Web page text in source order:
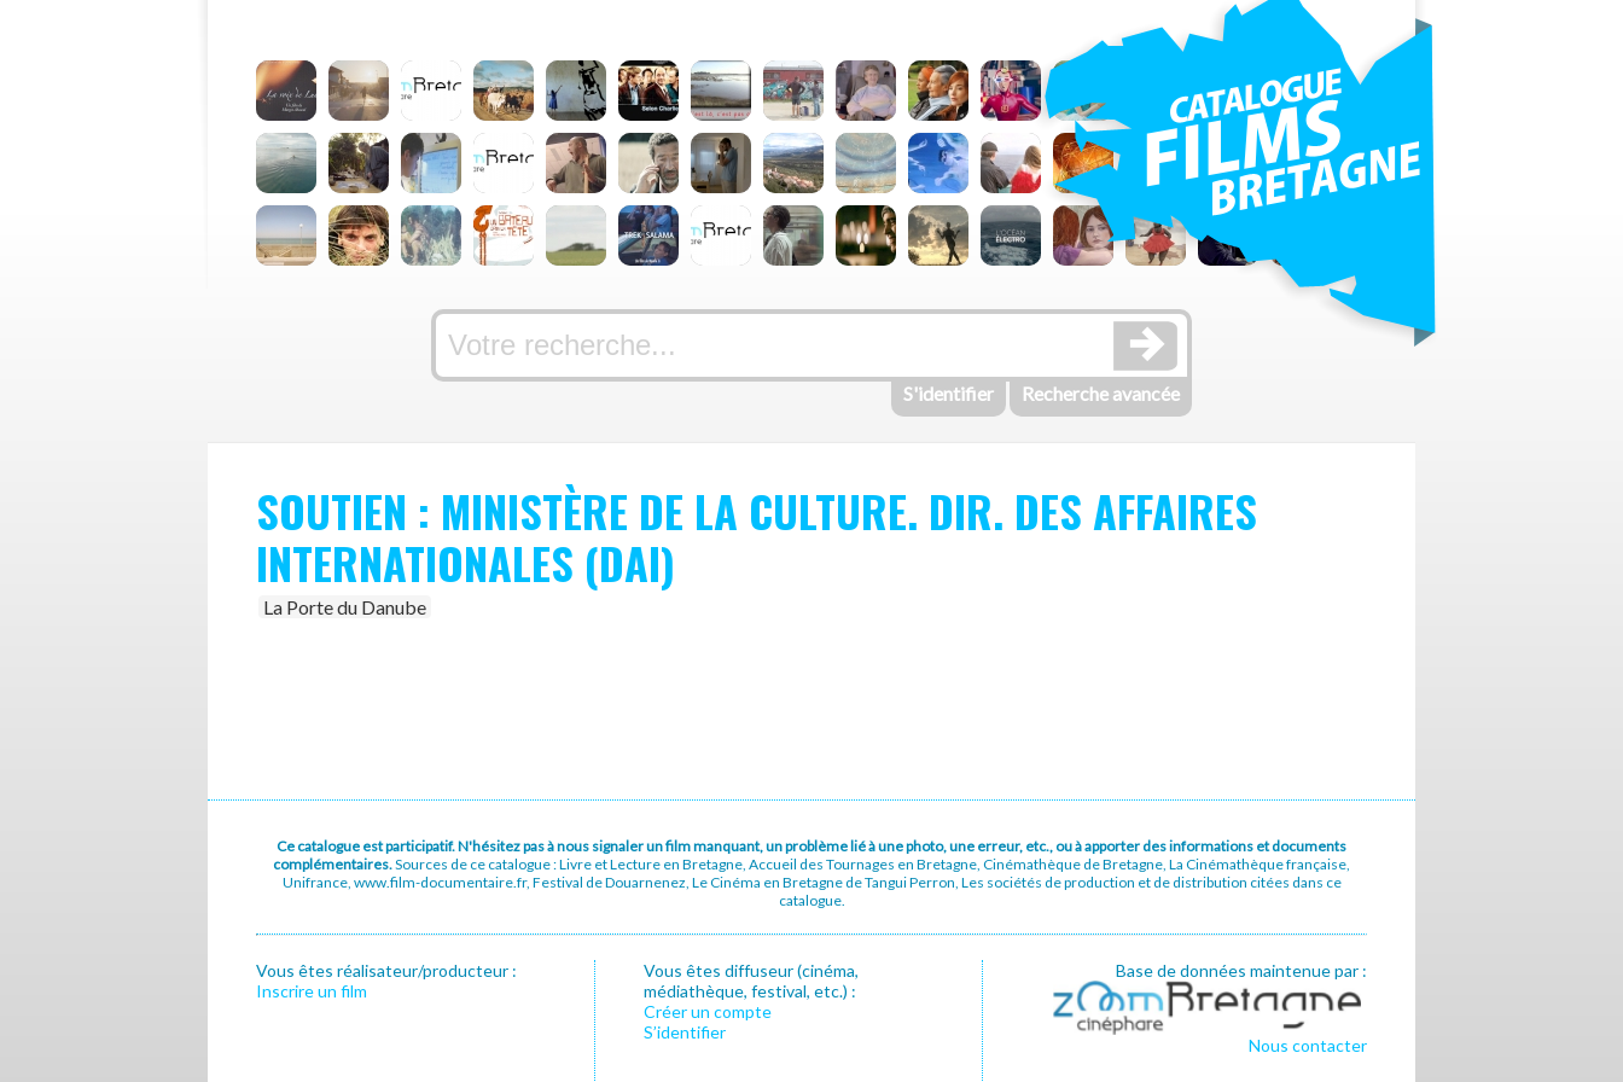
S'identifier Recherche avancée
SOUTIEN : MINISTÈRE DE LA CULTURE. DIR. DES AFFAIRES
INTERNATIONALES (DAI)
La Porte du Danube
Ce catalogue est participatif. N'hésitez pas à nous signaler un film manquant, un problème lié à une photo, une erreur, etc., ou à apporter des informations et documents
complémentaires.Sources de ce catalogue : Livre et Lecture en Bretagne, Accueil des Tournages en Bretagne, Cinémathèque de Bretagne, La Cinémathèque française,
Unifrance, www.film-documentaire.fr, Festival de Douarnenez, Le Cinéma en Bretagne de Tangui Perron, Les sociétés de production et de distribution citées dans ce
catalogue.
Vous êtes réalisateur/producteur :
Inscrire un film
Vous êtes diffuseur (cinéma,
médiathèque, festival, etc.) :
Créer un compte
S’identifier
Base de données maintenue par :
Nous contacter